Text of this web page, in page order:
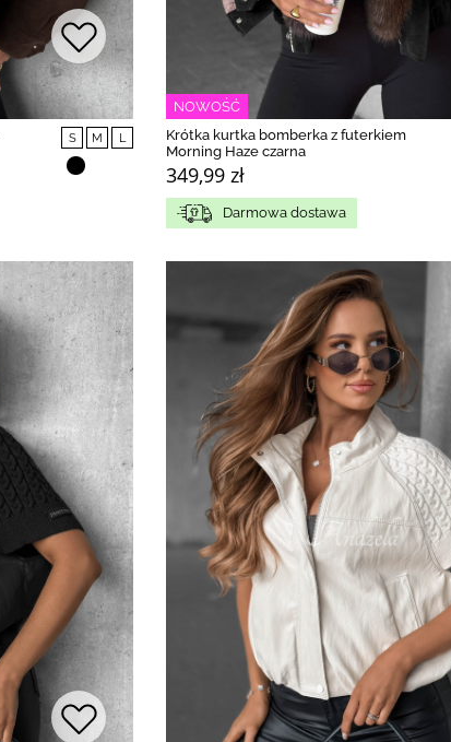
S M L
NOWOŚĆ
Krótka kurtka bomberka z futerkiem
Morning Haze czarna
349,99 zł
Darmowa dostawa